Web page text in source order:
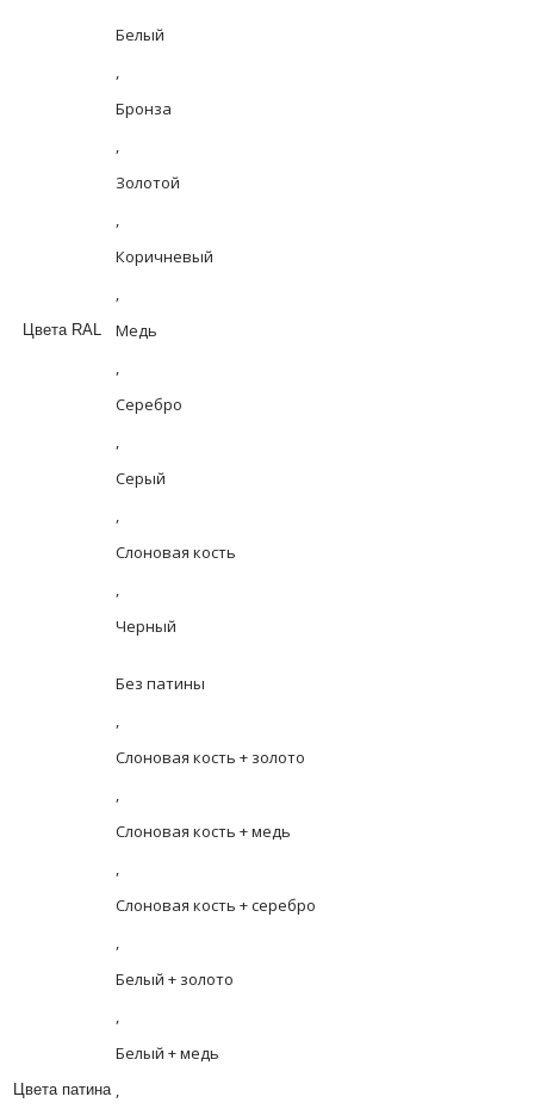
Цвета RAL
Белый
,
Бронза
,
Золотой
,
Коричневый
,
Медь
,
Серебро
,
Серый
,
Слоновая кость
,
Черный
Цвета патина
Без патины
,
Слоновая кость + золото
,
Слоновая кость + медь
,
Слоновая кость + серебро
,
Белый + золото
,
Белый + медь
,